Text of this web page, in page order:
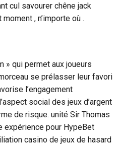
cul savourer chêne jack
, n’importe où .
» qui permet aux joueurs
se prélasser leur favori
l’engagement
social des jeux d’argent
de risque. unité Sir Thomas
expérience pour HypeBet
casino de jeux de hasard